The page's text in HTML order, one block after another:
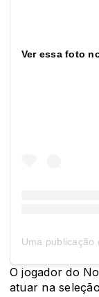
Ver essa foto
O jogador do
atuar na